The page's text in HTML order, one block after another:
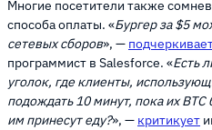
Многие посетители также
способа оплаты. «Бургер за $5
сетевых сборов», —
программист в Salesforce. «Есть
уголок, где клиенты,
подождать 10 минут, пока их
им принесут еду?», — критикует